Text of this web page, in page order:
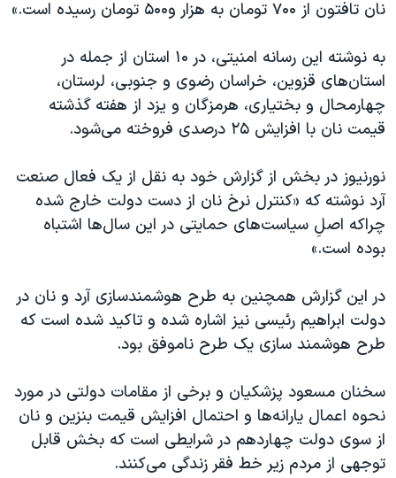
نان تافتون از ۷۰۰ تومان به هزار و۵۰۰ تومان رسیده است.»
به نوشته این رسانه امنیتی، در ۱۰ استان از جمله در
استان‌های قزوین، خراسان رضوی و جنوبی، لرستان،
چهارمحال و بختیاری، هرمزگان و یزد از هفته گذشته
قیمت نان با افزایش ۲۵ درصدی فروخته می‌شود.
نورنیوز در بخش از گزارش خود به نقل از یک فعال صنعت
آرد نوشته که «کنترل نرخ نان از دست دولت خارج شده
چراکه اصلِ سیاست‌های حمایتی در این سال‌ها اشتباه
بوده است.»
در این گزارش همچنین به طرح هوشمندسازی آرد و نان در
دولت ابراهیم رئیسی نیز اشاره شده و تاکید شده است که
طرح هوشمند سازی یک طرح ناموفق بود.
سخنان مسعود پزشکیان و برخی از مقامات دولتی در مورد
نحوه اعمال یارانه‌ها و احتمال افزایش قیمت بنزین و نان
از سوی دولت چهاردهم در شرایطی است که بخش قابل
توجهی از مردم زیر خط فقر زندگی می‌کنند.